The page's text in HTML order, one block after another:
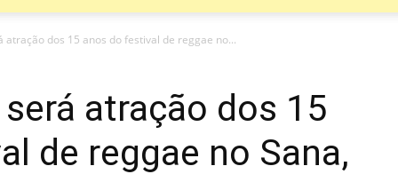
atração dos 15 anos do festival de reggae no...
atração dos 15
de reggae no Sana,